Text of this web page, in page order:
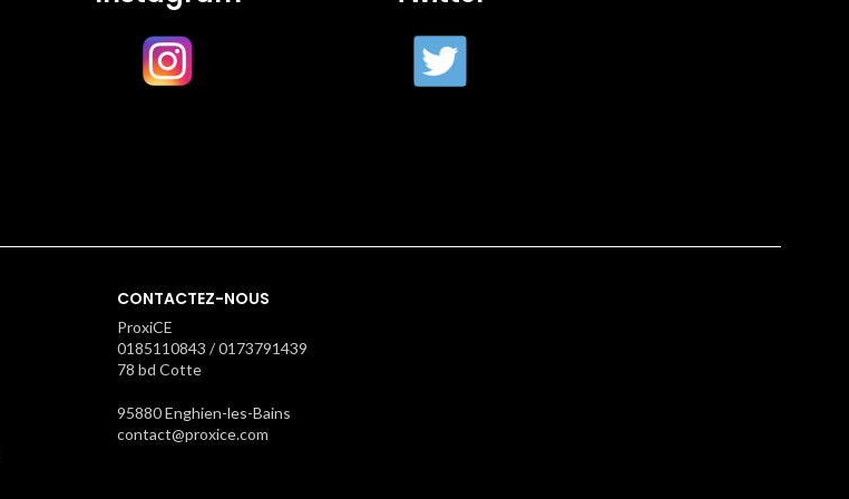
CONTACTEZ-NOUS
ProxiCE
0185110843 / 0173791439
78 bd Cotte
95880 Enghien-les-Bains
contact@proxice.com